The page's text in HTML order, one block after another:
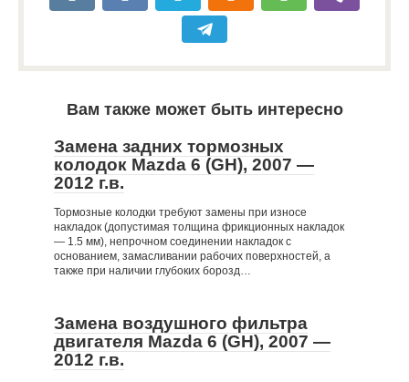
Вам также может быть интересно
Замена задних тормозных
колодок Mazda 6 (GH), 2007 —
2012 г.в.
Тормозные колодки требуют замены при износе
накладок (допустимая толщина фрикционных накладок
— 1.5 мм), непрочном соединении накладок с
основанием, замасливании рабочих поверхностей, а
также при наличии глубоких борозд…
Замена воздушного фильтра
двигателя Mazda 6 (GH), 2007 —
2012 г.в.